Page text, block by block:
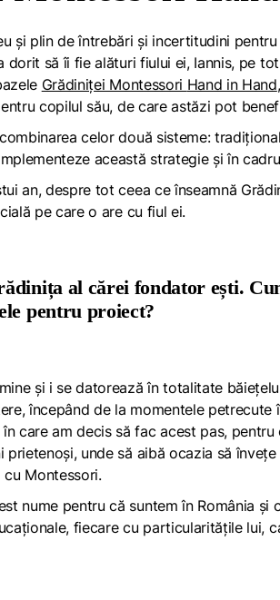
și plin de întrebări și incertitudini
dorit să îi fie alături fiului ei, Iannis, pe
Grădiniței Montessori Hand in Hand
copilul său, de care astăzi pot
celor două sisteme:
această strategie și în
an, despre tot ceea ce înseamnă
pe care o are cu fiul ei.
al cărei fondator ești.
pentru proiect?
și i se datorează în totalitate
începând de la momentele petrecute
care am decis să fac acest pas,
unde să aibă ocazia să
Montessori.
nume pentru că suntem în România și
fiecare cu particularitățile lui,